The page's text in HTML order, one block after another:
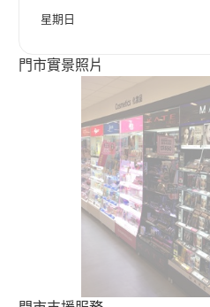
星期日
門市實景照片